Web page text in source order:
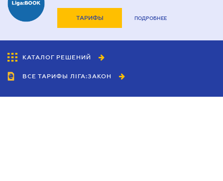
ТАРИФЫ ПОДРОБНЕЕ
КАТАЛОГ РЕШЕНИЙ
ВСЕ ТАРИФЫ ЛІГА:ЗАКОН